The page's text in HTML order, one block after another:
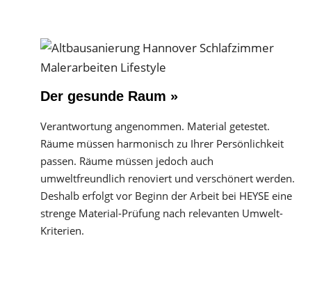
Der gesunde Raum »
Verantwortung angenommen. Material getestet.
Räume müssen harmonisch zu Ihrer Persönlichkeit
passen. Räume müssen jedoch auch
umweltfreundlich renoviert und verschönert werden.
Deshalb erfolgt vor Beginn der Arbeit bei HEYSE eine
strenge Material-Prüfung nach relevanten Umwelt-
Kriterien.